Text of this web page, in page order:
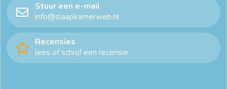
Stuur een e-mail
info@slaapkamerweb.nl
Recensies
lees of schrijf een recensie